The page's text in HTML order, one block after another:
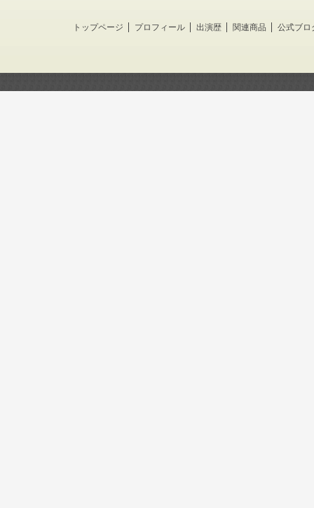
トップページ プロフィール 出演歴 関連商品 公式ブロ